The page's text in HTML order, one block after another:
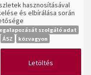
hasznosításával
és elbírálása során
szolgáló adat
ÁSZ közvagyon
Letöltés